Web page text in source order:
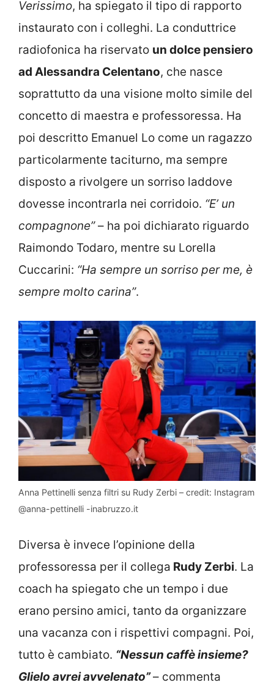
Verissimo, ha spiegato il tipo di rapporto
instaurato con i colleghi. La conduttrice
radiofonica ha riservato un dolce pensiero
ad Alessandra Celentano, che nasce
soprattutto da una visione molto simile del
concetto di maestra e professoressa. Ha
poi descritto Emanuel Lo come un ragazzo
particolarmente taciturno, ma sempre
disposto a rivolgere un sorriso laddove
dovesse incontrarla nei corridoio. “E’ un
compagnone”– ha poi dichiarato riguardo
Raimondo Todaro, mentre su Lorella
Cuccarini: “Ha sempre un sorriso per me, è
sempre molto carina”.
Anna Pettinelli senza filtri su Rudy Zerbi – credit: Instagram
@anna-pettinelli -inabruzzo.it
Diversa è invece l’opinione della
professoressa per il collega Rudy Zerbi. La
coach ha spiegato che un tempo i due
erano persino amici, tanto da organizzare
una vacanza con i rispettivi compagni. Poi,
tutto è cambiato. “Nessun caffè insieme?
Glielo avrei avvelenato”– commenta